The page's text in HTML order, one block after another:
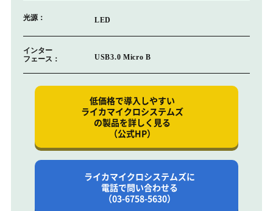
光源： LED
インター
フェース：
USB3.0 Micro B
低価格で導入しやすい
ライカマイクロシステムズ
の製品を詳しく見る
（公式HP）
ライカマイクロシステムズに
電話で問い合わせる
（03-6758-5630）